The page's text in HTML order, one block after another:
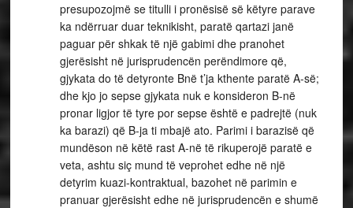
presupozojmë se titulli i pronësisë së këtyre parave
ka ndërruar duar teknikisht, paratë qartazi janë
paguar për shkak të një gabimi dhe pranohet
gjerësisht në jurisprudencën perëndimore që,
gjykata do të detyronte Bnë t’ja kthente paratë A-së;
dhe kjo jo sepse gjykata nuk e konsideron B-në
pronar ligjor të tyre por sepse është e padrejtë (nuk
ka barazi) që B-ja ti mbajë ato. Parimi i barazisë që
mundëson në këtë rast A-në të rikuperojë paratë e
veta, ashtu siç mund të veprohet edhe në një
detyrim kuazi-kontraktual, bazohet në parimin e
pranuar gjerësisht edhe në jurisprudencën e shumë